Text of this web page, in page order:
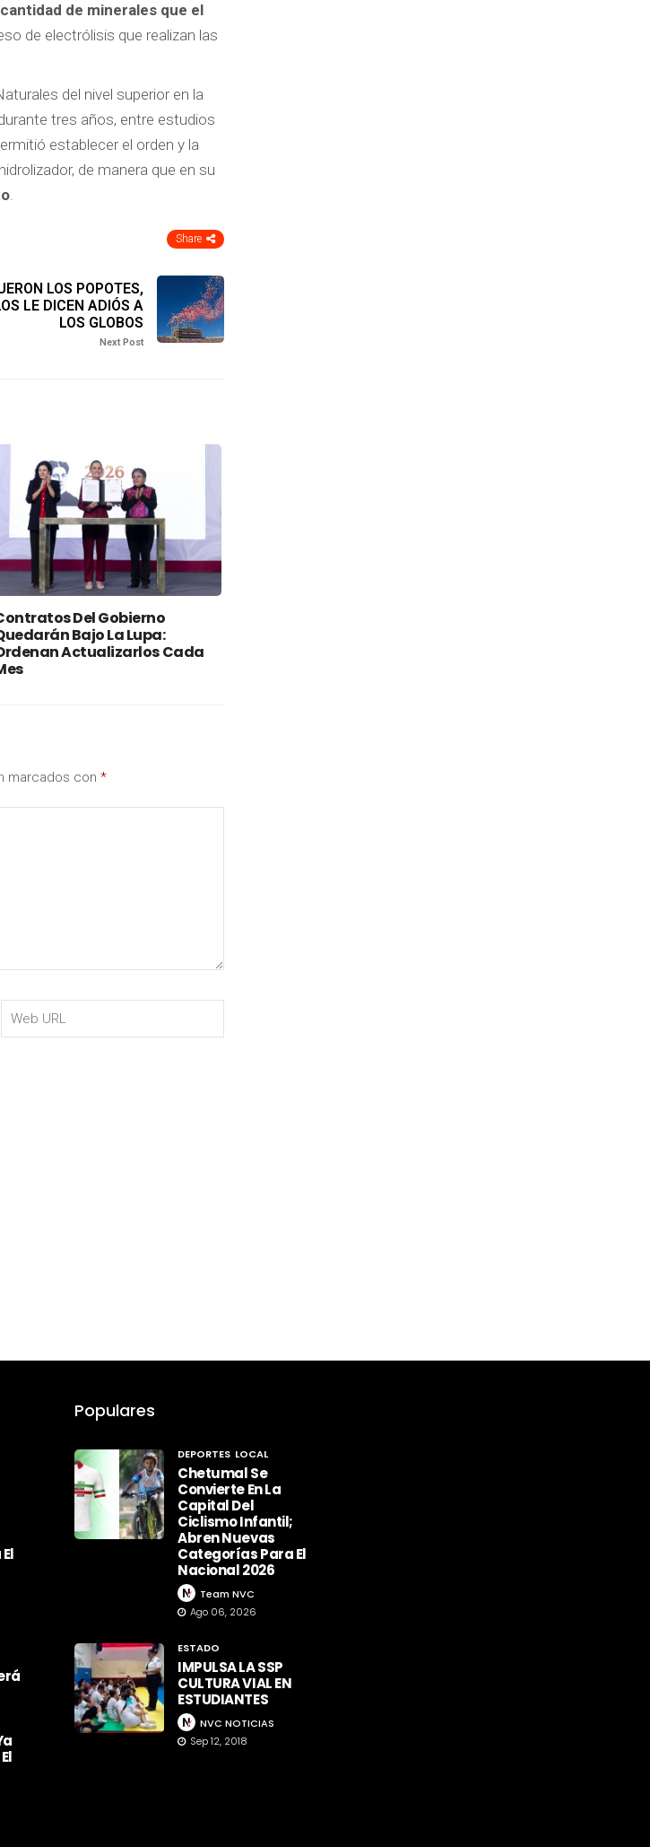
de minerales que el
de electrólisis que realizan las
del nivel superior en la
tres años, entre estudios
establecer el orden y la
de manera que en su
.
Share
LOS POPOTES,
LE DICEN ADIÓS A
LOS GLOBOS
Next Post
Del Gobierno
Bajo La Lupa:
Actualizarlos Cada
marcados con *
Populares
DEPORTES LOCAL
Chetumal Se
Convierte En La
Capital Del
Ciclismo Infantil;
Abren Nuevas
Categorías Para El
Nacional 2026
Team NVC
Ago 06, 2026
ESTADO
IMPULSA LA SSP
CULTURA VIAL EN
ESTUDIANTES
NVC NOTICIAS
Sep 12, 2018